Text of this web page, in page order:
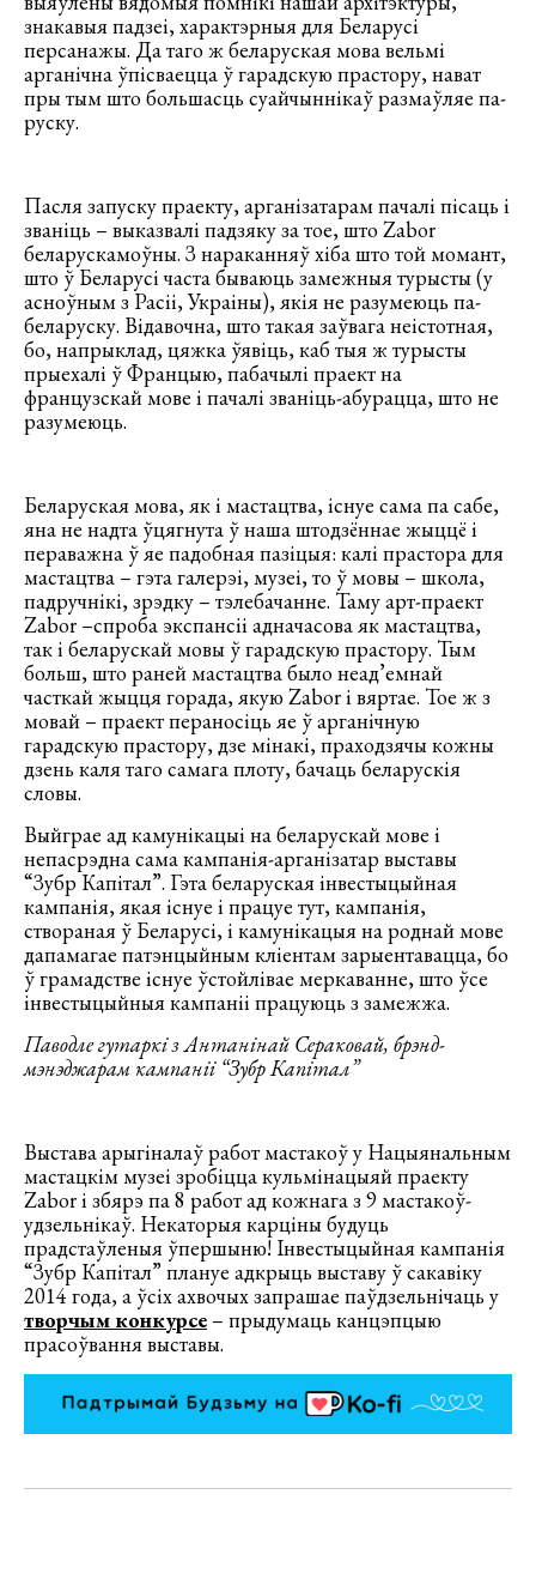
знакавыя падзеі, характэрныя для Беларусі
персанажы. Да таго ж беларуская мова вельмі
арганічна ўпісваецца ў гарадскую прастору, нават
пры тым што большасць суайчыннікаў размаўляе па-
руску.
Пасля запуску праекту, арганізатарам пачалі пісаць і
званіць – выказвалі падзяку за тое, што Zabor
беларускамоўны. З нараканняў хіба што той момант,
што ў Беларусі часта бываюць замежныя турысты (у
асноўным з Расіі, Украіны), якія не разумеюць па-
беларуску. Відавочна, што такая заўвага неістотная,
бо, напрыклад, цяжка ўявіць, каб тыя ж турысты
прыехалі ў Францыю, пабачылі праект на
французскай мове і пачалі званіць-абурацца, што не
разумеюць.
Беларуская мова, як і мастацтва, існуе сама па сабе,
яна не надта ўцягнута ў наша штодзённае жыццё і
пераважна ў яе падобная пазіцыя: калі прастора для
мастацтва – гэта галерэі, музеі, то ў мовы – школа,
падручнікі, зрэдку – тэлебачанне. Таму арт-праект
Zabor –спроба экспансіі адначасова як мастацтва,
так і беларускай мовы ў гарадскую прастору. Тым
больш, што раней мастацтва было неад’емнай
часткай жыцця горада, якую Zabor і вяртае. Тое ж з
мовай – праект пераносіць яе ў арганічную
гарадскую прастору, дзе мінакі, праходзячы кожны
дзень каля таго самага плоту, бачаць беларускія
словы.
Выйграе ад камунікацыі на беларускай мове і
непасрэдна сама кампанія-арганізатар выставы
“Зубр Капітал”. Гэта беларуская інвестыцыйная
кампанія, якая існуе і працуе тут, кампанія,
створаная ў Беларусі, і камунікацыя на роднай мове
дапамагае патэнцыйным кліентам зарыентавацца, бо
ў грамадстве існуе ўстойлівае меркаванне, што ўсе
інвестыцыйныя кампаніі працуюць з замежжа.
Паводле гутаркі з Антанінай Сераковай, брэнд-
мэнэджарам кампаніі “Зубр Капітал”
Выстава арыгіналаў работ мастакоў у Нацыянальным
мастацкім музеі зробіцца кульмінацыяй праекту
Zabor і збярэ па 8 работ ад кожнага з 9 мастакоў-
удзельнікаў. Некаторыя карціны будуць
прадстаўленыя ўпершыню! Інвестыцыйная кампанія
“Зубр Капітал” плануе адкрыць выставу ў сакавіку
2014 года, а ўсіх ахвочых запрашае паўдзельнічаць у
творчым конкурсе – прыдумаць канцэпцыю
прасоўвання выставы.